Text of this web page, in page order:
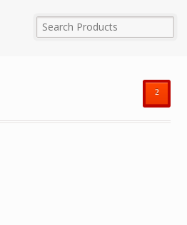
²